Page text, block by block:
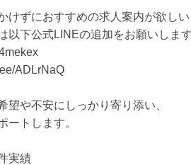
けずにおすすめの求人案内が欲し
以下公式LINEの追加をお願いしま
ADLrNaQ
望や不安にしっかり寄り添い、
ートします。
実績